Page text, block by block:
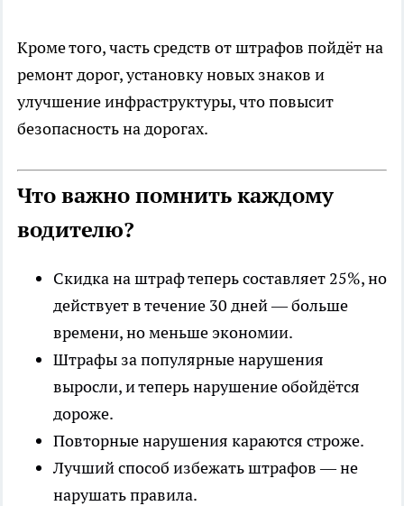
Кроме того, часть средств от штрафов пойдёт на
ремонт дорог, установку новых знаков и
улучшение инфраструктуры, что повысит
безопасность на дорогах.
Что важно помнить каждому
водителю?
Скидка на штраф теперь составляет 25%, но
действует в течение 30 дней — больше
времени, но меньше экономии.
Штрафы за популярные нарушения
выросли, и теперь нарушение обойдётся
дороже.
Повторные нарушения караются строже.
Лучший способ избежать штрафов — не
нарушать правила.